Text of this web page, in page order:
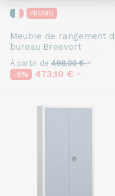
PROMO
Meuble de rangement
bureau Breevort
À partir de 498,00 €HT
-5% 473,10 € HT